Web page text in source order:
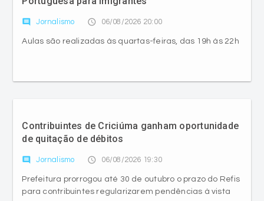
comment Jornalismo access_time 06/08/2026 20:00
Aulas são realizadas às quartas-feiras, das 19h às 22h
Contribuintes de Criciúma ganham oportunidade
de quitação de débitos
comment Jornalismo access_time 06/08/2026 19:30
Prefeitura prorrogou até 30 de outubro o prazo do Refis
para contribuintes regularizarem pendências à vista